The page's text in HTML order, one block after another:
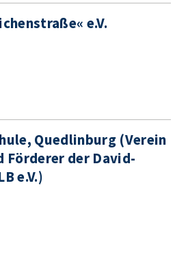
e.V.
Quedlinburg (Verein
Förderer der David-
e.V.)